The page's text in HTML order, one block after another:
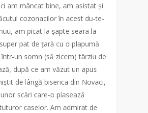
am mâncat bine, am asistat și
cozonacilor în acest du-te-
am picat la șapte seara la
pat de țară cu o plapumă
un somn (să zicem) târziu de
după ce am văzut un apus
de lângă biserica din Novaci,
scări care-o plasează
caselor. Am admirat de